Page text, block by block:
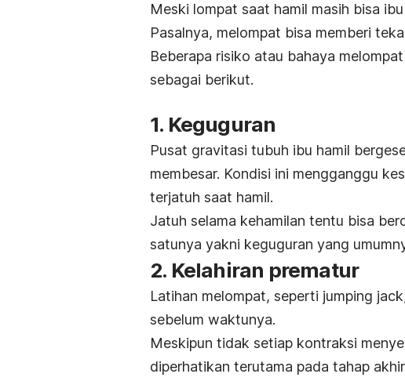
Meski lompat saat hamil masih bisa
Pasalnya, melompat bisa memberi
Beberapa risiko atau bahaya
sebagai berikut.
1. Keguguran
Pusat gravitasi tubuh ibu hamil
membesar. Kondisi ini mengganggu
terjatuh saat hamil.
Jatuh selama kehamilan tentu bisa
satunya yakni keguguran yang
2. Kelahiran prematur
Latihan melompat, seperti jumping jack
sebelum waktunya.
Meskipun tidak setiap kontraksi
diperhatikan terutama pada tahap